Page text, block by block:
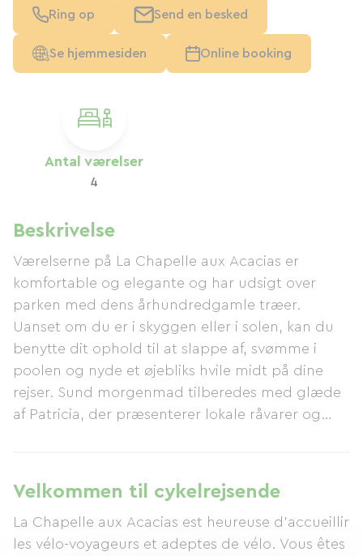
Antal værelser
4
Beskrivelse
Værelserne på La Chapelle aux Acacias er
komfortable og elegante og har udsigt over
parken med dens århundredgamle træer.
Uanset om du er i skyggen eller i solen, kan du
benytte dit ophold til at slappe af, svømme i
poolen og nyde et øjebliks hvile midt på dine
rejser. Sund morgenmad tilberedes med glæde
af Patricia, der præsenterer lokale råvarer og
med glæde byde dig velkommen til et
afslappende og foryngende ophold ved foden af
​​Causse-klipperne i den smukke Tarn-region. Vi
ses snart!
Velkommen til cykelrejsende
La Chapelle aux Acacias est heureuse d'accueillir
les vélo-voyageurs et adeptes de vélo. Vous êtes
Ring op Send en besked
Se hjemmesiden Online booking